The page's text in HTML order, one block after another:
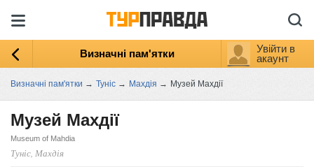
Визначні пам'ятки
Увійти в
акаунт
Визначні пам'ятки → Туніс → Махдія → Музей Махдії
Музей Махдії
Museum of Mahdia
Туніс, Махдія